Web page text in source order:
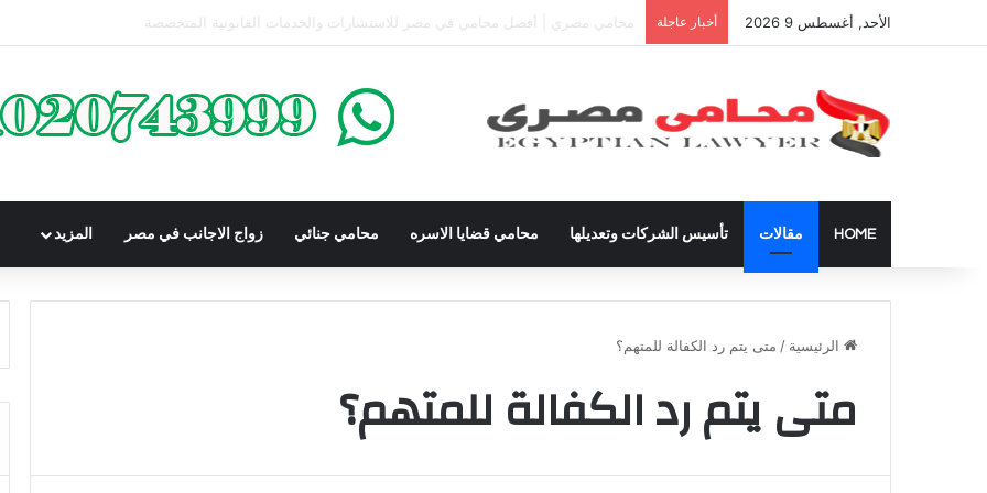
الأحد, أغسطس 9 2026 أخبار عاجلة دعوى تعيين قيم على المحكوم عليه بعقوبة سالبة للحرية | الشروط والصيغة القانونية
HOME مقالات تأسيس الشركات وتعديلها محامي قضايا الاسره محامي جنائي زواج الاجانب في مصر المزيد
الرئيسية / متى يتم رد الكفالة للمتهم؟
متى يتم رد الكفالة للمتهم؟